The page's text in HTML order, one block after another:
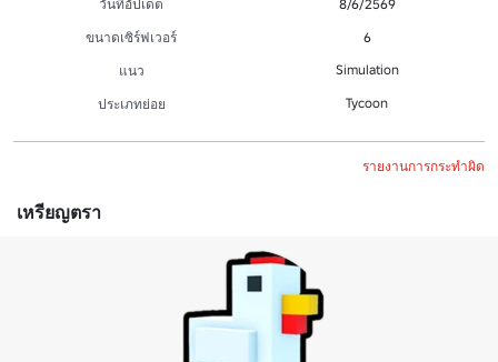
วันที่อัปเดต
8/6/2569
ขนาดเซิร์ฟเวอร์
6
แนว
Simulation
ประเภทย่อย Tycoon
รายงานการกระทำผิด
เหรียญตรา